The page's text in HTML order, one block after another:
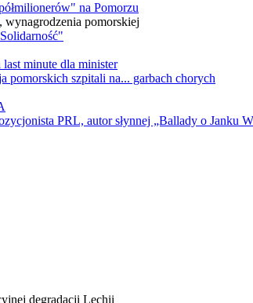
na Pomorzu
pomorskiej
minute dla minister
szpitali na... garbach chorych
PRL, autor słynnej „Ballady o Janku
degradacji Lechii